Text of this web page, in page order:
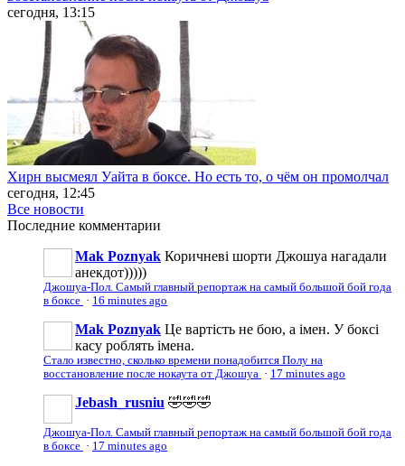
сегодня, 13:15
Хирн высмеял Уайта в боксе. Но есть то, о чём он промолчал
сегодня, 12:45
Все новости
Последние комментарии
Mak Poznyak Коричневі шорти Джошуа нагадали
анекдот)))))
Джошуа-Пол. Самый главный репортаж на самый большой бой года
в боксе · 16 minutes ago
Mak Poznyak Це вартість не бою, а імен. У боксі
касу роблять імена.
Стало известно, сколько времени понадобится Полу на
восстановление после нокаута от Джошуа · 17 minutes ago
Jebash_rusniu 🤣🤣🤣
Джошуа-Пол. Самый главный репортаж на самый большой бой года
в боксе · 17 minutes ago